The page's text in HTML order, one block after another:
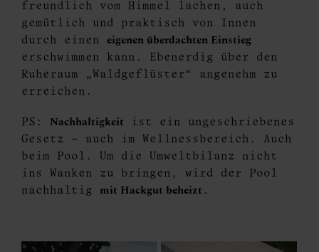
freundlich vom Himmel lachen, auch
gemütlich und praktisch von Innen
durch einen eigenen überdachten Einstieg
erschwimmen kann. Ebenerdig über den
Ruheraum „Waldgeflüster“ angenehm zu
erreichen.
PS: Nachhaltigkeit ist ein ungeschriebenes
Gesetz – auch im Wellnessbereich. Auch
beim Pool. Um die Umweltbilanz nicht
ins Wanken zu bringen, wird der Pool
nachhaltig mit Hackgut beheizt .